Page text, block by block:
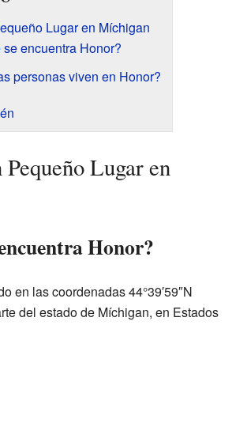
Lugar en Míchigan
encuentra Honor?
personas viven en Honor?
Lugar en
Honor?
en las coordenadas 44°39′59″N
del estado de Míchigan, en Estados